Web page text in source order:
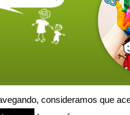
consideramos que
de baja